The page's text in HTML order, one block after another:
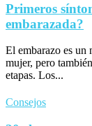
Primeros
embarazada?
El embarazo es un
mujer, pero
etapas. Los...
Consejos